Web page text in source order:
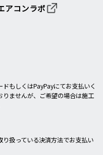
アコンラボ
もしくはPayPayにてお支払いく
ませんが、ご希望の場合は施工
扱っている決済方法でお支払い